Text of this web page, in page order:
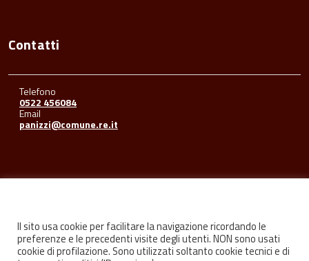
Contatti
Telefono
0522 456084
Email
panizzi@comune.re.it
FacebookYoutubeInstagram
Il sito usa cookie per facilitare la navigazione ricordando le
preferenze e le precedenti visite degli utenti. NON sono usati
cookie di profilazione. Sono utilizzati soltanto cookie tecnici e di